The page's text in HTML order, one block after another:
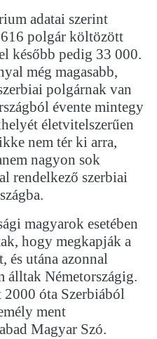
adatai szerint
polgár költözött
később pedig 33 000.
még magasabb,
polgárnak van
évente mintegy
életvitelszerűen
nem tér ki arra,
nagyon sok
rendelkező szerbiai
magyarok esetében
hogy megkapják a
és utána azonnal
álltak Németországig.
2000 óta Szerbiából
ment
Magyar Szó.